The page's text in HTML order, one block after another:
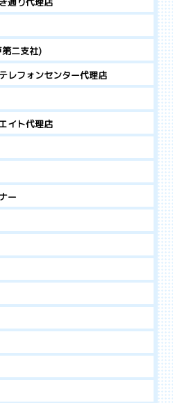
二支社)
レフォンセンター代理店
イト代理店
ー